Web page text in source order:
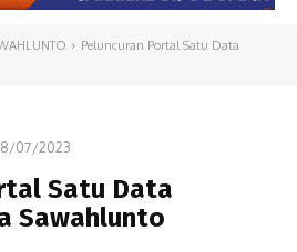
Peluncuran Portal Satu Data
07/2023
Satu Data
Sawahlunto